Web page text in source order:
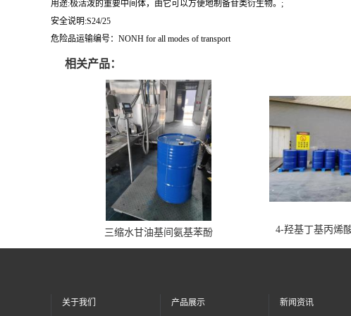
用途:极活泼的重要中间体，由它可以方便地制备苷类衍生物。;
安全说明:S24/25
危险品运输编号：NONH for all modes of transport
相关产品：
三缩水甘油基间氨基苯酚 4-羟基丁基丙烯
关于我们 产品展示 新闻资讯